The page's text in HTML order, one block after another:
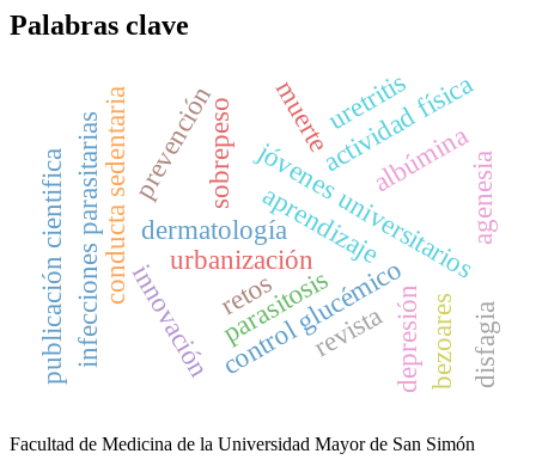
Palabras clave
dermatologíajóvenes universitarios
conducta sedentaria actividad física
control glucémico
sobrepeso
innovación
aprendizaje
urbanización
i
n
f
e
c
c
i
o
n
e
s
p
a
r
a
s
i
t
a
r
i
a
s
parasitosis
prevención
publicación cientifica retos
muerte
albúmina
depresión
revista
agenesia
uretritis
bezoares disfagia
Facultad de Medicina de la Universidad Mayor de San Simón